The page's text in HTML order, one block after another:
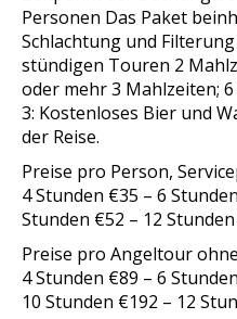
Personen Das Paket
Schlachtung und
stündigen Touren 2
oder mehr 3 Mahlzeiten;
3: Kostenloses Bier und
der Reise.
Preise pro Person,
4 Stunden €35 – 6
Stunden €52 – 12
Preise pro Angeltour
4 Stunden €89 – 6
10 Stunden €192 – 12